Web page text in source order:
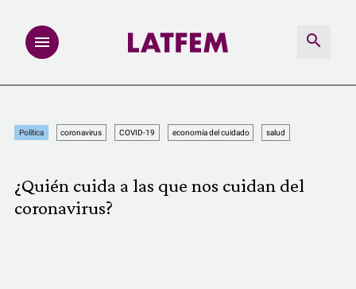
MULTIMEDIA
Política coronavirus COVID-19 economía del cuidado salud
¿Quién cuida a las que nos cuidan del
coronavirus?